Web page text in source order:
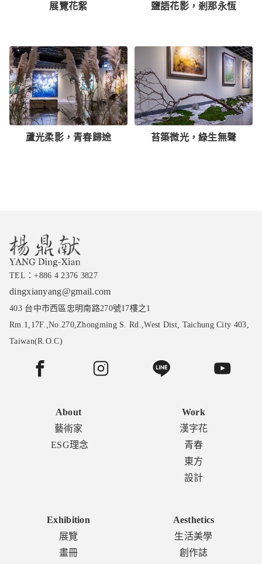
展覽花絮 鹽語花影，剎那永恆
蘆光柔影，青春歸途 苔築微光，綠生無聲
TEL：+886 4 2376 3827
dingxianyang@gmail.com
403 台中市西區忠明南路270號17樓之1
Rm.1,17F.,No.270,Zhongming S. Rd.,West Dist, Taichung City 403,
Taiwan(R.O.C)
About
藝術家
ESG理念
Work
漢字花
青春
東方
設計
Exhibition
展覽
畫冊
Aesthetics
生活美學
創作誌